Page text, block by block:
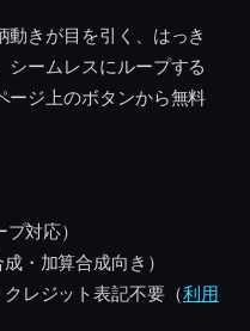
動きが目を引く、はっき
シームレスにループする
ージ上のボタンから無料
対応）
・加算合成向き）
レジット表記不要（利用